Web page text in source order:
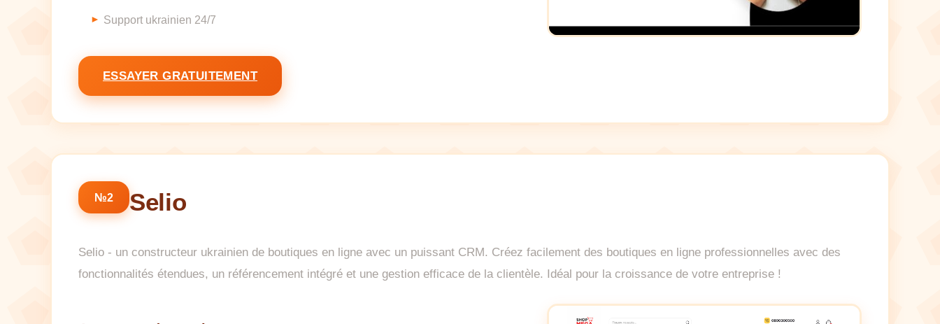
Support ukrainien 24/7
ESSAYER GRATUITEMENT
№2 Selio
Selio - un constructeur ukrainien de boutiques en ligne avec un puissant CRM. Créez facilement des boutiques en ligne professionnelles avec des
fonctionnalités étendues, un référencement intégré et une gestion efficace de la clientèle. Idéal pour la croissance de votre entreprise !